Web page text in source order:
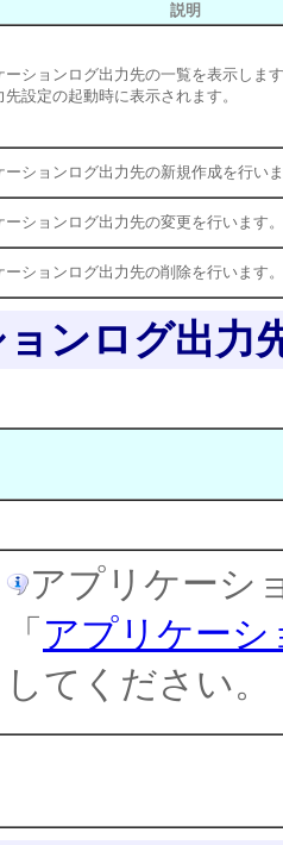
説明
ーションログ出力先の一覧を表示しま
先設定の起動時に表示されます。
ーションログ出力先の新規作成を行い
ーションログ出力先の変更を行います。
ーションログ出力先の削除を行います。
ンログ出力
アプリケーシ
「 アプリケー
してください。